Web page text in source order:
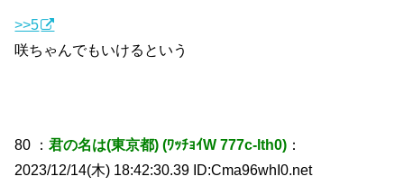
>>5
咲ちゃんでもいけるという
80 ：君の名は(東京都) (ﾜｯﾁｮｲW 777c-lth0) ：
2023/12/14(木) 18:42:30.39 ID:Cma96whI0.net